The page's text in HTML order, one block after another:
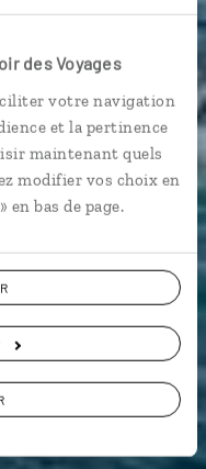
des Voyages
votre navigation
et la pertinence
maintenant quels
modifier vos choix en
bas de page.